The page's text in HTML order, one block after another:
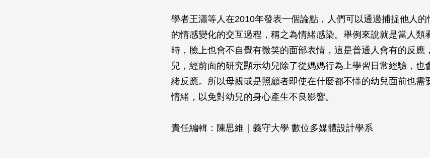
學者王瀟等人在2010年發表一個論點，人們可以通過捕捉他人的
的情感變化的交互過程，稱之為情緒感染。舉例來說就是當人類
時，臉上也會不自覺有微笑的面部表情，這是普通人會有的反應
兒，經前面的研究顯示幼兒除了從媽媽行為上學習日常經驗，也
緒反應。所以母親或是照顧者即使在什麼都不懂的幼兒面前也需
情緒，以免對幼兒的身心產生不良影響。
責任編輯： 陳思維｜義守大學 數位多媒體設計學系